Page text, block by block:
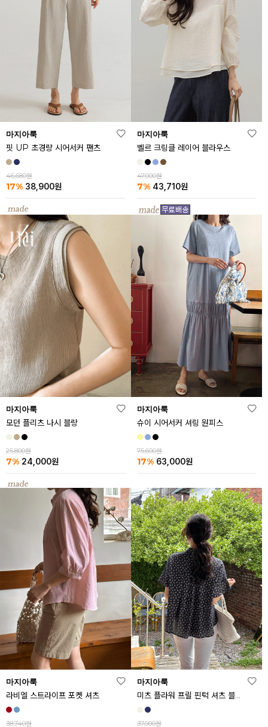
마지아룩
핏 UP 초경량 시어서커 팬츠
46,680원
17% 38,900원
마지아룩
벨르 크링클 레이어 블라우스
47,000원
7% 43,710원
마지아룩
모던 플리츠 나시 블랑
25,800원
7% 24,000원
마지아룩
슈이 시어서커 셔링 원피스
75,600원
17% 63,000원
마지아룩
라비엘 스트라이프 포켓 셔츠
38,740원
마지아룩
미츠 플라워 프릴 핀턱 셔츠 블라우스
37,000원